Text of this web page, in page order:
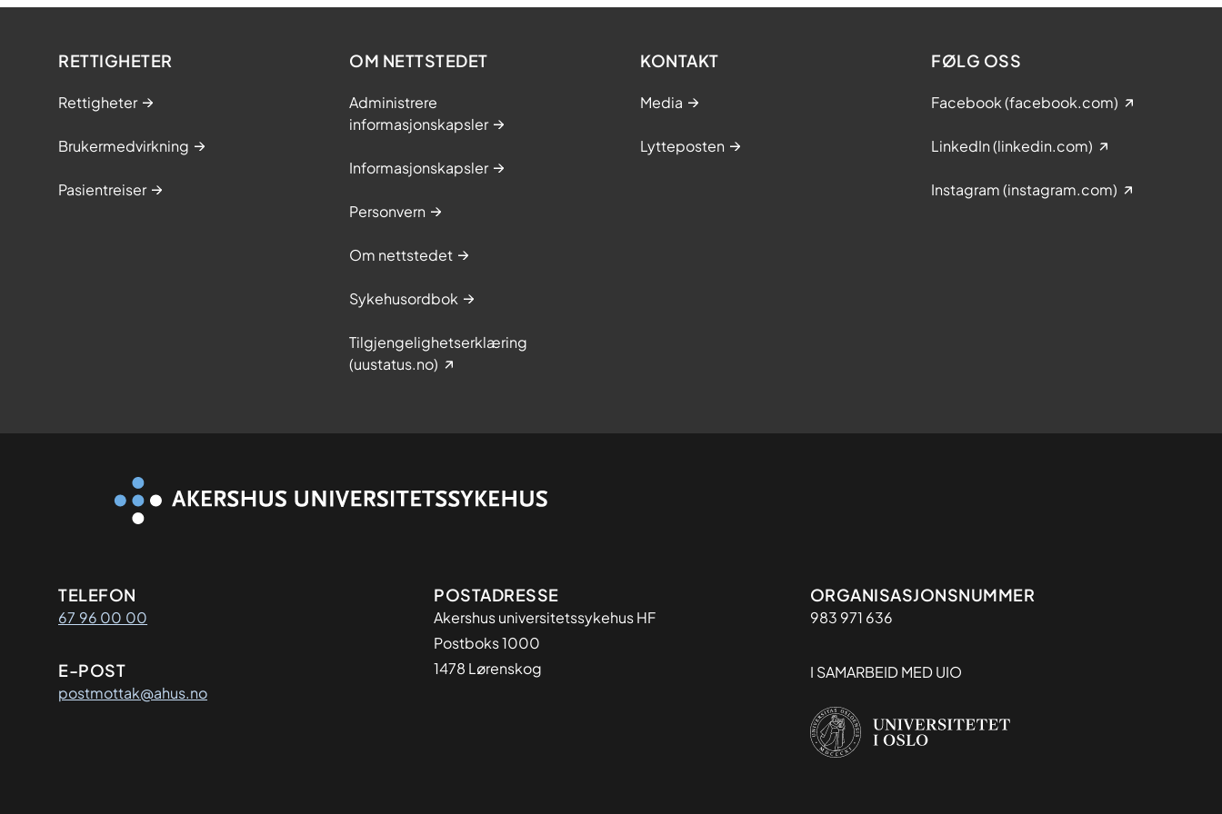
RETTIGHETER
Rettigheter
Brukermedvirkning
Pasientreiser
OM NETTSTEDET
Administrere
informasjonskapsler
Informasjonskapsler
Personvern
Om nettstedet
Sykehusordbok
Tilgjengelighetserklæring
(uustatus.no)
KONTAKT
Media
Lytteposten
FØLG OSS
Facebook (facebook.com)
LinkedIn (linkedin.com)
Instagram (instagram.com)
Kontaktinformasjon
TELEFON
67 96 00 00
E-POST
postmottak@ahus.no
Adresse
POSTADRESSE
Akershus universitetssykehus HF
Postboks 1000
1478 Lørenskog
Organisasjon
ORGANISASJONSNUMMER
983 971 636
I SAMARBEID MED UIO